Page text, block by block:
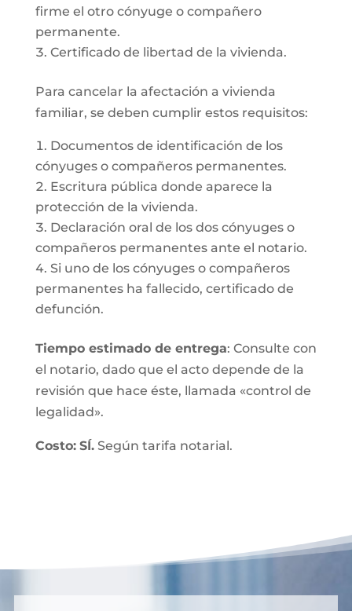
firme el otro cónyuge o compañero
permanente.
Certificado de libertad de la vivienda.
Para cancelar la afectación a vivienda
familiar, se deben cumplir estos requisitos:
Documentos de identificación de los
cónyuges o compañeros permanentes.
Escritura pública donde aparece la
protección de la vivienda.
Declaración oral de los dos cónyuges o
compañeros permanentes ante el notario.
Si uno de los cónyuges o compañeros
permanentes ha fallecido, certificado de
defunción.
Tiempo estimado de entrega: Consulte con
el notario, dado que el acto depende de la
revisión que hace éste, llamada «control de
legalidad».
Costo: SÍ.Según tarifa notarial.